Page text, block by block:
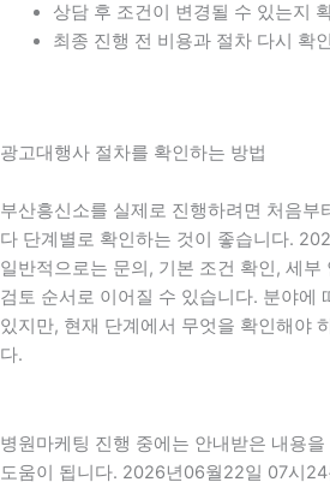
상담 후 조건이 변경될 수 있는지
최종 진행 전 비용과 절차 다시 확인
광고대행사 절차를 확인하는 방법
부산흥신소를 실제로 진행하려면 처음부
다 단계별로 확인하는 것이 좋습니다.
일반적으로는 문의, 기본 조건 확인, 세부
검토 순서로 이어질 수 있습니다. 분야에
있지만, 현재 단계에서 무엇을 확인해야
다.
병원마케팅 진행 중에는 안내받은 내용
도움이 됩니다. 2026년06월22일 07시